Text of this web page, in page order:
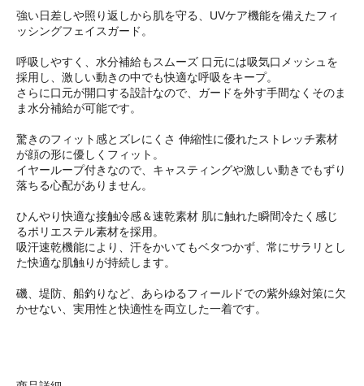
強い日差しや照り返しから肌を守る、UVケア機能を備えたフィ
ッシングフェイスガード。
呼吸しやすく、水分補給もスムーズ 口元には吸気口メッシュを
採用し、激しい動きの中でも快適な呼吸をキープ。
さらに口元が開口する設計なので、ガードを外す手間なくそのま
ま水分補給が可能です。
驚きのフィット感とズレにくさ 伸縮性に優れたストレッチ素材
が顔の形に優しくフィット。
イヤーループ付きなので、キャスティングや激しい動きでもずり
落ちる心配がありません。
ひんやり快適な接触冷感＆速乾素材 肌に触れた瞬間冷たく感じ
るポリエステル素材を採用。
吸汗速乾機能により、汗をかいてもベタつかず、常にサラリとし
た快適な肌触りが持続します。
磯、堤防、船釣りなど、あらゆるフィールドでの紫外線対策に欠
かせない、実用性と快適性を両立した一着です。